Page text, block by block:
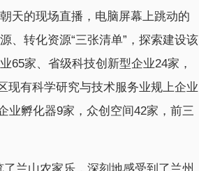
天的现场直播，电脑屏幕上跳动的
转化资源“三张清单”，探索建设该
65家、省级科技创新型企业24家，
现有科学研究与技术服务业规上企业
业孵化器9家，众创空间42家，前三